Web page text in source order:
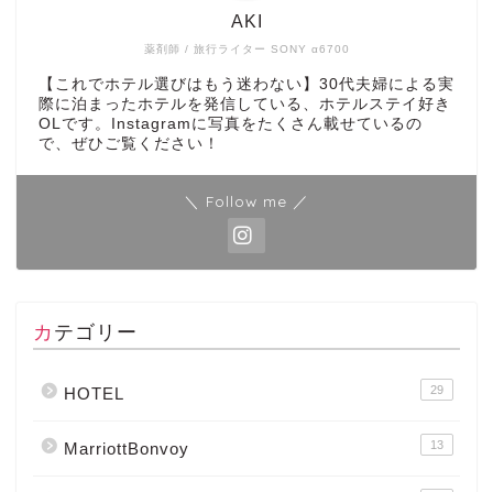
薬剤師 / 旅行ライター SONY α6700
AKI
【これでホテル選びはもう迷わない】30代夫婦による実
際に泊まったホテルを発信している、ホテルステイ好き
OLです。Instagramに写真をたくさん載せているの
で、ぜひご覧ください！
＼ Follow me ／
カテゴリー
HOTEL 29
MarriottBonvoy 13